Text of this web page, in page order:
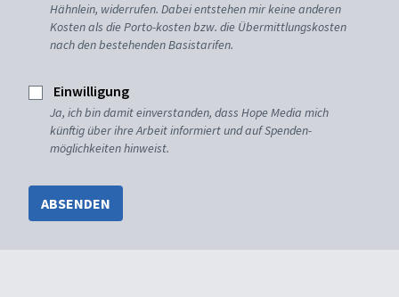
Hähnlein, widerrufen. Dabei entstehen mir keine anderen
Kosten als die Porto-kosten bzw. die Übermittlungskosten
nach den bestehenden Basistarifen.
Einwilligung
Ja, ich bin damit einverstanden, dass Hope Media mich
künftig über ihre Arbeit informiert und auf Spenden-
möglichkeiten hinweist.
ABSENDEN